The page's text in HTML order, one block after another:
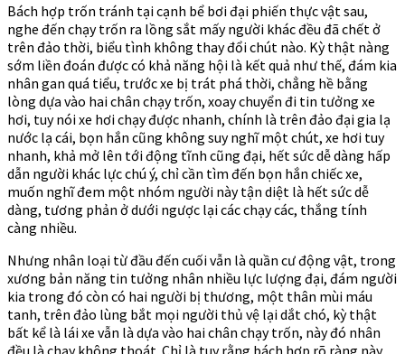
Bách hợp trốn tránh tại cạnh bể bơi đại phiến thực vật sau,
nghe đến chạy trốn ra lồng sắt mấy người khác đều đã chết ở
trên đảo thời, biểu tình không thay đổi chút nào. Kỳ thật nàng
sớm liền đoán được có khả năng hội là kết quả như thế, đám kia
nhân gan quá tiểu, trước xe bị trát phá thời, chẳng hề bằng
lòng dựa vào hai chân chạy trốn, xoay chuyển đi tin tưởng xe
hơi, tuy nói xe hơi chạy được nhanh, chính là trên đảo đại gia lạ
nước lạ cái, bọn hắn cũng không suy nghĩ một chút, xe hơi tuy
nhanh, khả mở lên tới động tĩnh cũng đại, hết sức dễ dàng hấp
dẫn người khác lực chú ý, chỉ cần tìm đến bọn hắn chiếc xe,
muốn nghĩ đem một nhóm người này tận diệt là hết sức dễ
dàng, tương phản ở dưới ngược lại các chạy các, thắng tính
càng nhiều.
Nhưng nhân loại từ đầu đến cuối vẫn là quần cư động vật, trong
xương bản năng tin tưởng nhân nhiều lực lượng đại, đám người
kia trong đó còn có hai người bị thương, một thân mùi máu
tanh, trên đảo lùng bắt mọi người thủ vệ lại dắt chó, kỳ thật
bất kể là lái xe vẫn là dựa vào hai chân chạy trốn, này đó nhân
đều là chạy không thoát. Chỉ là tuy rằng bách hợp rõ ràng này